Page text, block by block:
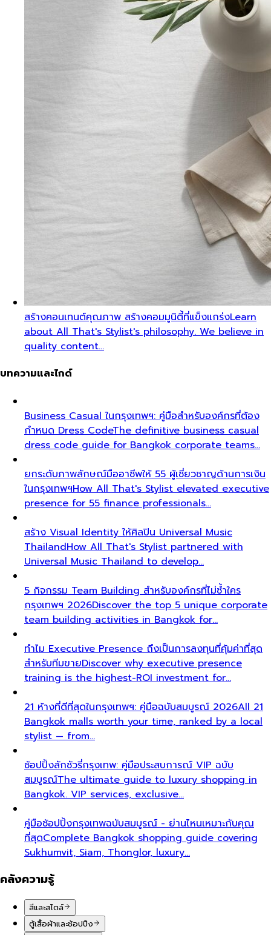
สร้างคอนเทนต์คุณภาพ สร้างคอมมูนิตี้ที่แข็งแกร่งLearn
about All That's Stylist's philosophy. We believe in
quality content…
บทความและไกด์
Business Casual ในกรุงเทพฯ: คู่มือสำหรับองค์กรที่ต้อง
กำหนด Dress CodeThe definitive business casual
dress code guide for Bangkok corporate teams…
ยกระดับภาพลักษณ์มืออาชีพให้ 55 ผู้เชี่ยวชาญด้านการเงิน
ในกรุงเทพฯHow All That's Stylist elevated executive
presence for 55 finance professionals…
สร้าง Visual Identity ให้ศิลปิน Universal Music
ThailandHow All That's Stylist partnered with
Universal Music Thailand to develop…
5 กิจกรรม Team Building สำหรับองค์กรที่ไม่ซ้ำใคร
กรุงเทพฯ 2026Discover the top 5 unique corporate
team building activities in Bangkok for…
ทำไม Executive Presence ถึงเป็นการลงทุนที่คุ้มค่าที่สุด
สำหรับทีมขายDiscover why executive presence
training is the highest-ROI investment for…
21 ห้างที่ดีที่สุดในกรุงเทพฯ: คู่มือฉบับสมบูรณ์ 2026All 21
Bangkok malls worth your time, ranked by a local
stylist — from…
ช้อปปิ้งลักชัวรี่กรุงเทพ: คู่มือประสบการณ์ VIP ฉบับ
สมบูรณ์The ultimate guide to luxury shopping in
Bangkok. VIP services, exclusive…
คู่มือช้อปปิ้งกรุงเทพฉบับสมบูรณ์ - ย่านไหนเหมาะกับคุณ
ที่สุดComplete Bangkok shopping guide covering
Sukhumvit, Siam, Thonglor, luxury…
คลังความรู้
สีและสไตล์
ตู้เสื้อผ้าและช้อปปิ้ง